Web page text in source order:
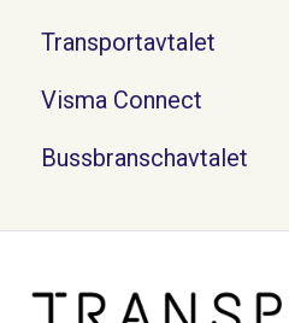
Transportavtalet
Visma Connect
Bussbranschavtalet